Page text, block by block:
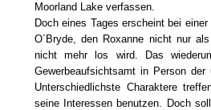
Moorland Lake verfassen.
Doch eines Tages erscheint bei
O´Bryde, den Roxanne nicht nur
nicht mehr los wird. Das
Gewerbeaufsichtsamt in Person
Unterschiedlichste Charaktere
seine Interessen benutzen. Doch